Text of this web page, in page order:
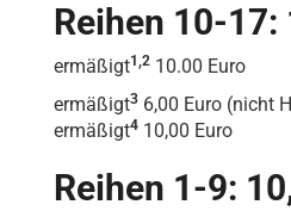
Reihen 10-17:
ermäßigt1,2 10.00 Euro
ermäßigt3 6,00 Euro (nicht
ermäßigt4 10,00 Euro
Reihen 1-9: